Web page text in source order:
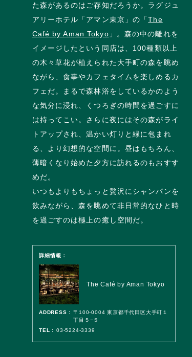
た森があるのはご存知だろうか。ラグジュ
アリーホテル「アマン東京」の「The
Café by Aman Tokyo 」。森の中の離れを
イメージしたという同店は、100種類以上
の木々草花が植えられた大手町の森を眺め
ながら、食事やカフェタイムを楽しめるカ
フェだ。まるで森林浴をしているかのよう
な気分に浸れ、くつろぎの時間を過ごすに
は持ってこい。さらに夜にはその森がライ
トアップされ、温かい灯りと緑に包まれ
る、より幻想的な空間に。昼はもちろん、
薄暗くなり始めた夕方に訪れるのもおすす
めだ。
いつもよりもちょっと贅沢にシャンパンを
飲みながら、森を眺めて非日常的なひと時
を過ごすのは極上の癒し空間だ。
詳細情報：
The Café by Aman Tokyo
ADDRESS : 〒100-0004 東京都千代田区大手町１
丁目５−５
TEL : 03-5224-3339